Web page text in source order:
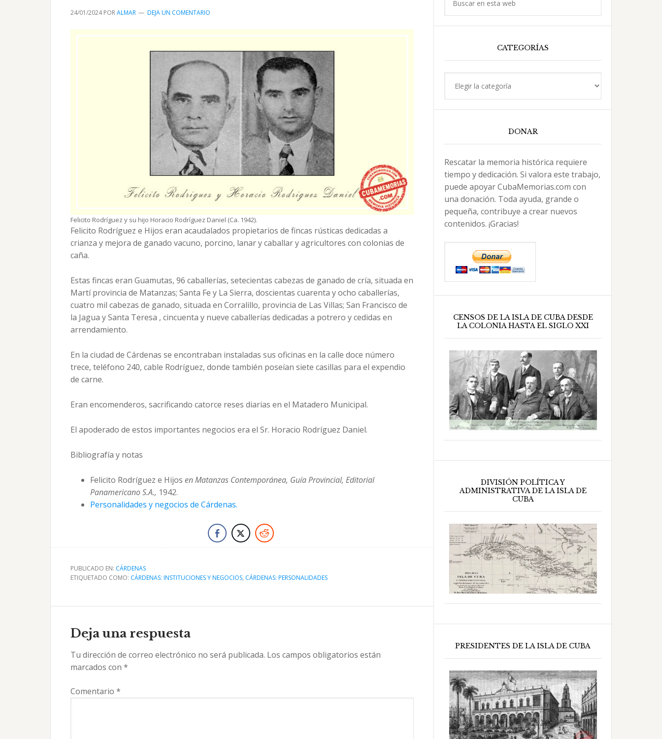
24/01/2024PORALMAR DEJA UN COMENTARIO
Felicito Rodríguez y su hijo Horacio Ro­dríguez Daniel (Ca. 1942).
Felicito Rodríguez e Hijos eran acaudalados propietarios de fincas rústicas dedicadas a
crianza y mejora de ganado vacuno, porcino, lanar y caballar y agricultores con colonias de
caña.
Estas fincas eran Guamutas, 96 caballerías, setecientas cabezas de ganado de cría, situada en
Martí provincia de Matanzas; Santa Fe y La Sierra, doscientas cuarenta y ocho caballerías,
cuatro mil cabezas de ganado, situada en Corralillo, provincia de Las Villas; San Francisco de
la Jagua y Santa Teresa , cincuenta y nueve caballerías dedicadas a potrero y cedidas en
arrendamiento.
En la ciudad de Cárdenas se encontraban instaladas sus oficinas en la calle doce número
trece, teléfono 240, cable Rodríguez, donde también poseían siete casillas para el expendio
de carne.
Eran encomenderos, sacrificando catorce reses diarias en el Matadero Municipal.
El apoderado de estos importantes negocios era el Sr. Horacio Ro­dríguez Daniel.
Bibliografía y notas
Felicito Rodríguez e Hijos en Matanzas Contemporánea, Guía Provincial, Editorial
Panamericano S.A., 1942.
Personalidades y negocios de Cárdenas.
PUBLICADO EN: CÁRDENAS
ETIQUETADO COMO: CÁRDENAS: INSTITUCIONES Y NEGOCIOS, CÁRDENAS: PERSONALIDADES
con
los
lectores
Deja una respuesta
Tu dirección de correo electrónico no será publicada. Los campos obligatorios están
marcados con *
Comentario *
CATEGORÍAS
DONAR
Rescatar la memoria histórica requiere
tiempo y dedicación. Si valora este trabajo,
puede apoyar CubaMemorias.com con
una donación. Toda ayuda, grande o
pequeña, contribuye a crear nuevos
contenidos. ¡Gracias!
CENSOS DE LA ISLA DE CUBA DESDE
LA COLONIA HASTA EL SIGLO XXI
DIVISIÓN POLÍTICA Y
ADMINISTRATIVA DE LA ISLA DE
CUBA
PRESIDENTES DE LA ISLA DE CUBA